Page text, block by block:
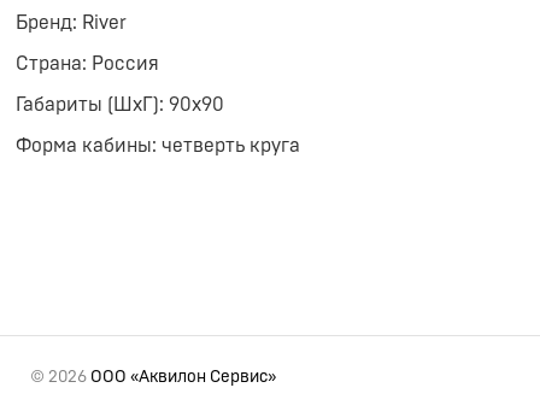
Бренд: River
Страна: Россия
Габариты (ШхГ): 90x90
Форма кабины: четверть круга
© 2026 ООО «Аквилон Сервис»